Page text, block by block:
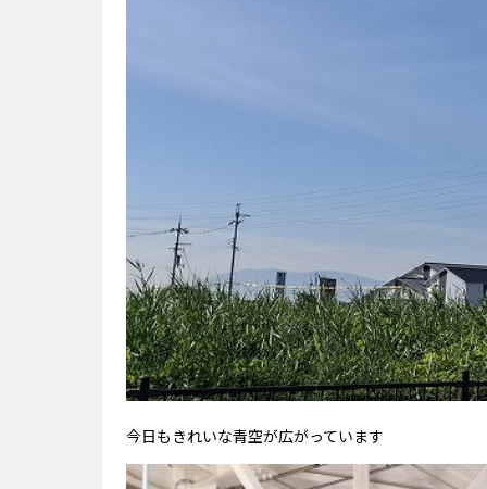
今日もきれいな青空が広がっています